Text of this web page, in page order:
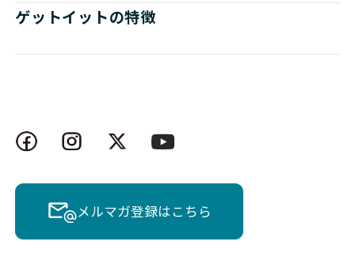
ゲットイットの特徴
メルマガ登録はこちら